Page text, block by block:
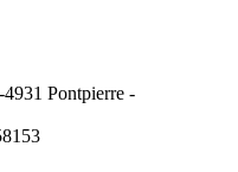
Pontpierre -